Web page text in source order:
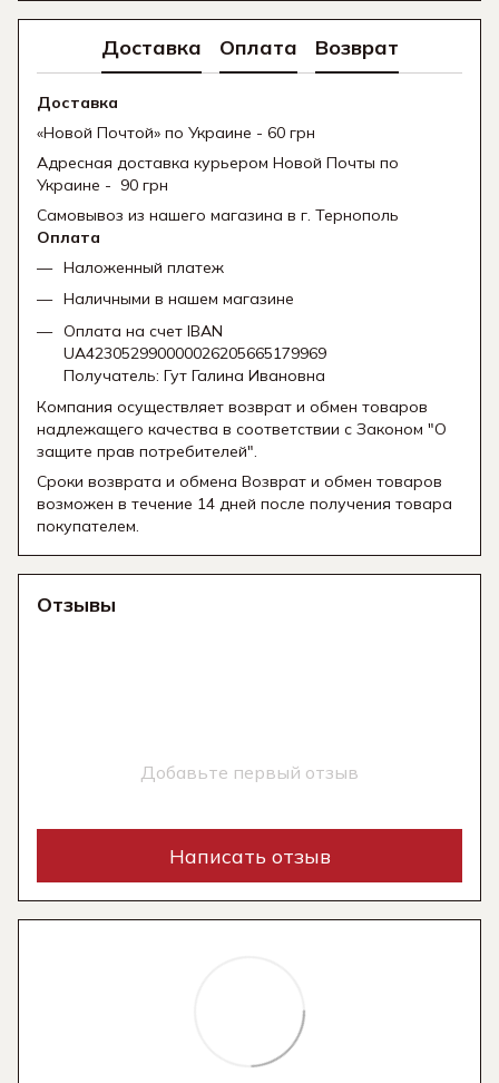
Доставка Оплата Возврат
Доставка
«Новой Почтой» по Украине - 60 грн
Адресная доставка курьером Новой Почты по
Украине - 90 грн
Самовывоз из нашего магазина в г. Тернополь
Оплата
Наложенный платеж
Наличными в нашем магазине
Оплата на счет IBAN
UA423052990000026205665179969
Получатель: Гут Галина Ивановна
Компания осуществляет возврат и обмен товаров
надлежащего качества в соответствии с Законом "О
защите прав потребителей".
Сроки возврата и обмена Возврат и обмен товаров
возможен в течение 14 дней после получения товара
покупателем.
Отзывы
Добавьте первый отзыв
Написать отзыв